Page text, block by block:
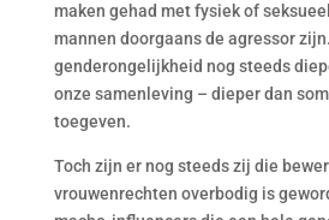
maken gehad met fysiek of
mannen doorgaans de agressor
genderongelijkheid nog steeds
onze samenleving – dieper dan
toegeven.
Toch zijn er nog steeds zij die
vrouwenrechten overbodig is